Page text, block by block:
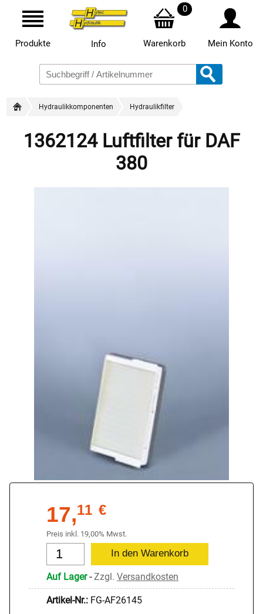
Produkte Info
0
Warenkorb Mein Konto
Hydraulikkomponenten Hydraulikfilter
1362124 Luftfilter für DAF
380
17,11 €
Preis inkl. 19,00% Mwst.
Auf Lager-Zzgl. Versandkosten
Artikel-Nr.: FG-AF26145